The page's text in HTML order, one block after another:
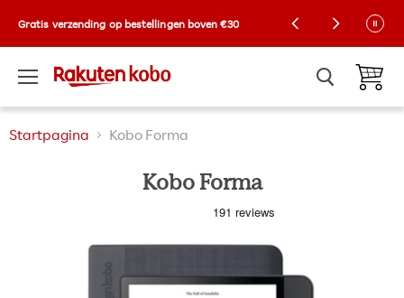
Kobo Exclusive Drop: NIEUWE limited-edition
Collector-hoezen! 🌼 |Shop nu
Gratis verzending op bestellingen boven €30
Startpagina Kobo Forma
Kobo Forma